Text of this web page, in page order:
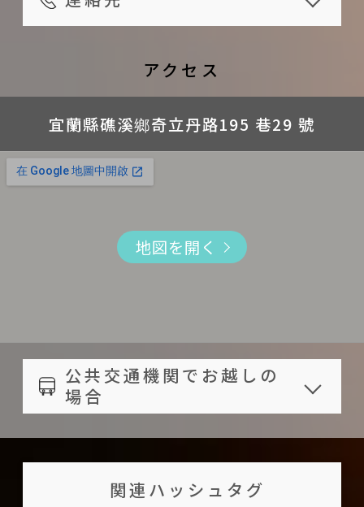
由な方、大きなお荷物をお持ちの
お客様からご利用になれます。
每月 1 日より 2 ヶ月以内のご予約
できます。予約の際にお知らせくだ
記載されている客室タイプと価格
ームページをご確認ください。ご
予約の前に直接宿泊施設に価格な
ます。
前にお知らせ頂いた場合、お
支払い済み金額の70%をご返
金します。
ご宿泊予定日より7 ~ 9日前に
お知らせ頂いた場合、お支払
ご宿泊予定日より4 ~ 6日前に
ご宿泊予定日より2 ~ 3日前に
お知らせ頂いた場合、お支払
い済み金額の30%をご返金し
ます。
ご宿泊予定日より1日前にお
冷蔵庫
その他
自転車
室内スペース
山島、登龜山島代行サービスあ
外国語サービスあり： 英語、日
無料レンタサイクルサービスあり
室外駐車場あり
事前にお知らせする必要がござい
ックアウト時間は厳守して頂けま
すようお願い致します
朝食：08:30 ~ 09:30
ご予約のお客様のみおもてなしい
たします。その他のお客様のご入場
はお断りしております。
厨房器具はご利用になれません
近隣の迷惑になりますので、お子
様の走り回る、大きな声を出すな
宜蘭縣礁溪鄉奇立丹路195 巷29 號
電話番号
+8863-988-1717
* ご予約の際、宿にDear b&bの利用者
だと伝えると、ご宿泊時に限定ポスト
09:00 - 21:00
http://www.facebook.com/pag
es/大漁日和/249575701796248/
メールアドレス
tairyo.house@msa.hinet.net
アクセス
宜蘭縣礁溪鄉奇立丹路195 巷29 號
地図を開く
公共交通機関でお越しの
場合
と乗車券の料金につきまして
関連ハッシュタグ